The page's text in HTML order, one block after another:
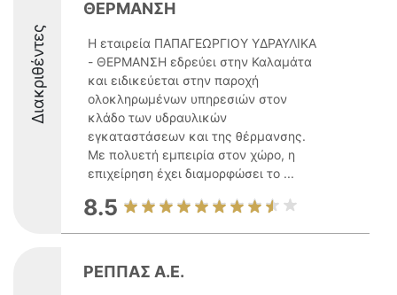
Διακριθέντες
ΘΕΡΜΑΝΣΗ
Η εταιρεία ΠΑΠΑΓΕΩΡΓΙΟΥ ΥΔΡΑΥΛΙΚΑ
- ΘΕΡΜΑΝΣΗ εδρεύει στην Καλαμάτα
και ειδικεύεται στην παροχή
ολοκληρωμένων υπηρεσιών στον
κλάδο των υδραυλικών
εγκαταστάσεων και της θέρμανσης.
Με πολυετή εμπειρία στον χώρο, η
επιχείρηση έχει διαμορφώσει το ...
8.5
ΡΕΠΠΑΣ Α.Ε.